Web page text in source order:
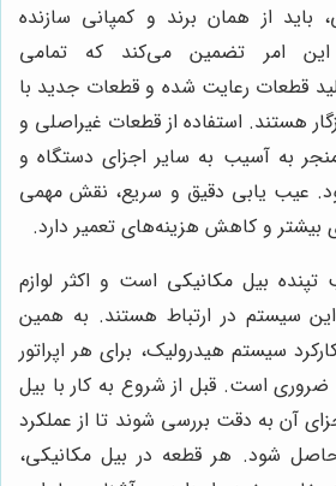
از همان برند و کمپانی سازنده
این امر تضمین می‌کند که تمامی
قطعات رعایت شده و قطعات جدید با
هستند. استفاده از قطعات غیراصلی و
منجر به آسیب به سایر اجزای دستگاه و
عیب یابی دقیق و سریع، نقش مهمی
بیشتر و کاهش هزینه‌های تعمیر دارد.
بیل مکانیکی است و اکثر لوازم
سیستم در ارتباط هستند. به همین
سیستم هیدرولیک، برای هر اپراتور
ضروری است. قبل از شروع به کار با بیل
آن به دقت بررسی شوند تا از عملکرد
شود. هر قطعه در بیل مکانیکی،